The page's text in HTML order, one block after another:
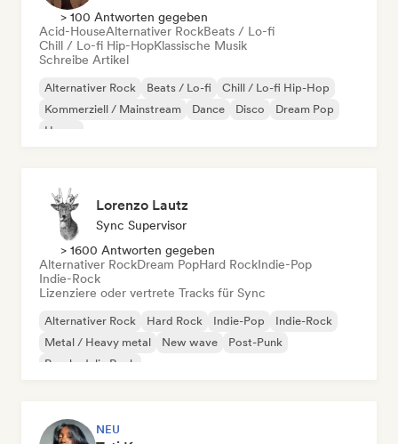
> 100 Antworten gegeben
Acid-HouseAlternativer RockBeats / Lo-fi
Chill / Lo-fi Hip-HopKlassische Musik
Schreibe Artikel
Alternativer Rock Beats / Lo-fi
Chill / Lo-fi Hip-Hop
Kommerziell / Mainstream
Dance Disco
Dream Pop
House
Lorenzo Lautz
Sync Supervisor
> 1600 Antworten gegeben
Alternativer RockDream PopHard RockIndie-Pop
Indie-Rock
Lizenziere oder vertrete Tracks für Sync
Alternativer Rock Hard Rock Indie-Pop
Indie-Rock
Metal / Heavy metal
New wave
Post-Punk
Psychedelic Rock
NEU